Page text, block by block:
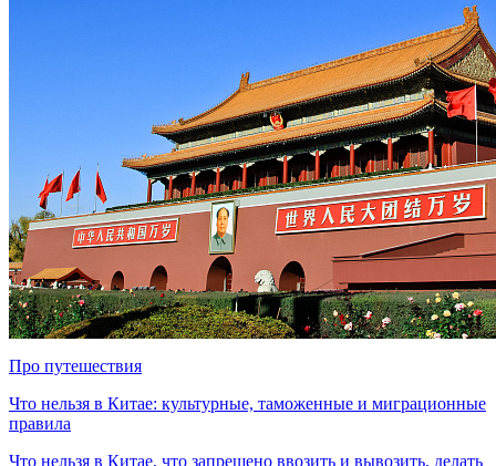
Про путешествия
Что нельзя в Китае: культурные, таможенные и миграционные
правила
Что нельзя в Китае, что запрещено ввозить и вывозить, делать